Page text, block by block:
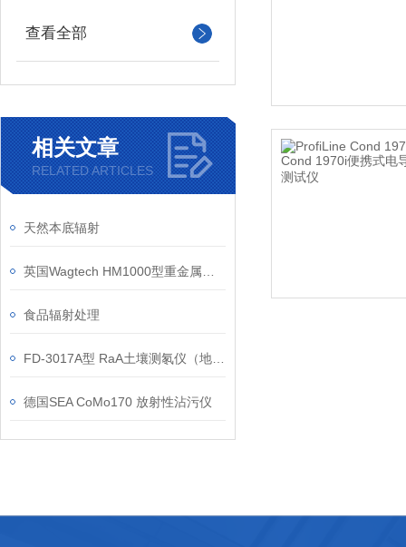
查看全部
相关文章
RELATED ARTICLES
天然本底辐射
食品辐射处理
德国SEA CoMo170 放射性沾污仪